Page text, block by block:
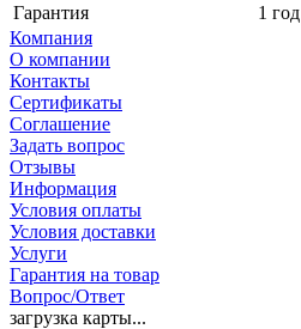
Гарантия
1 год
Компания
О компании
Контакты
Сертификаты
Соглашение
Задать вопрос
Отзывы
Информация
Условия оплаты
Условия доставки
Услуги
Гарантия на товар
Вопрос/Ответ
загрузка карты...